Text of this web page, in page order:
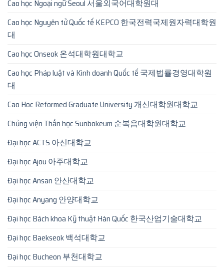
Cao học Ngoại ngữ Seoul 서울외국어대학원대
Cao học Nguyên tử Quốc tế KEPCO 한국전력국제원자력대학원
대
Cao học Onseok 온석대학원대학교
Cao học Pháp luật và Kinh doanh Quốc tế 국제법률경영대학원
대
Cao Hoc Reformed Graduate University 개신대학원대학교
Chủng viện Thần học Sunbokeum 순복음대학원대학교
Đại học ACTS 아신대학교
Đại học Ajou 아주대학교
Đại học Ansan 안산대학교
Đại học Anyang 안양대학교
Đại học Bách khoa Kỹ thuật Hàn Quốc 한국산업기술대학교
Đại học Baekseok 백석대학교
Đại học Bucheon 부천대학교